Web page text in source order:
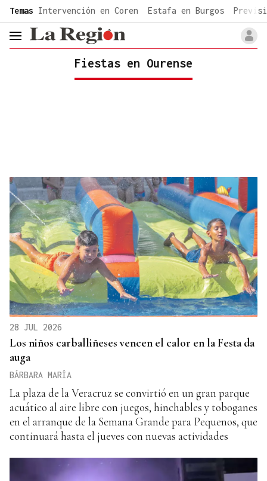
common.go-to-content
Temas Intervención en Coren Estafa en Burgos
header.menu.open
Fiestas en Ourense
28 JUL 2026
Los niños carballiñeses vencen el calor en la Festa da
auga
BÁRBARA MARÍA
La plaza de la Veracruz se convirtió en un gran parque
acuático al aire libre con juegos, hinchables y toboganes
en el arranque de la Semana Grande para Pequenos, que
continuará hasta el jueves con nuevas actividades